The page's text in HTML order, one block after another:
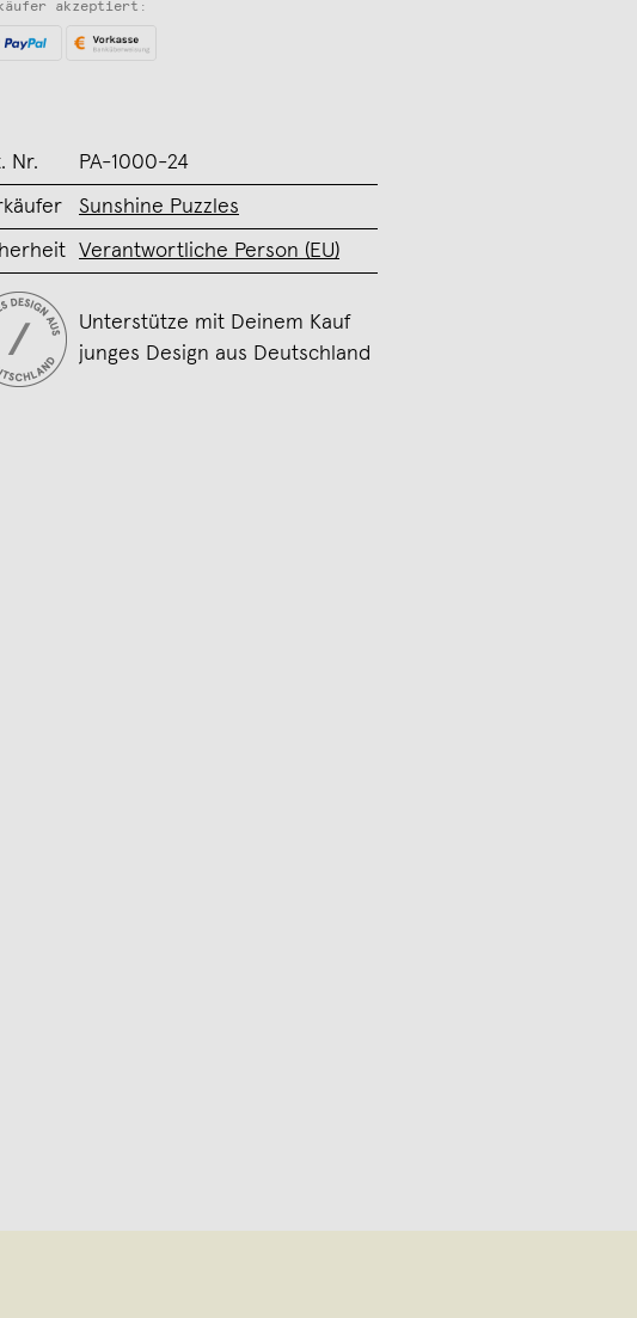
akzeptiert:
Nr. PA-1000-24
Sunshine Puzzles
Verantwortliche Person (EU)
Unterstütze mit Deinem Kauf
junges Design aus Deutschland